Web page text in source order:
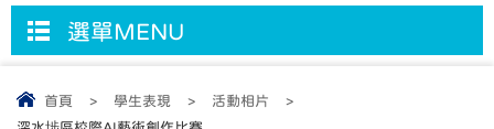
選單MENU
首頁 > 學生表現 > 活動相片
>